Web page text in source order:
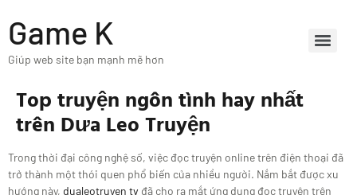
Game K
Giúp web site bạn mạnh mẽ hơn
Top truyện ngôn tình hay nhất
trên Dưa Leo Truyện
Trong thời đại công nghệ số, việc đọc truyện online trên điện thoại đã
trở thành một thói quen phổ biến của nhiều người. Nắm bắt được xu
hướng này, dualeotruyen tv đã cho ra mắt ứng dụng đọc truyện trên